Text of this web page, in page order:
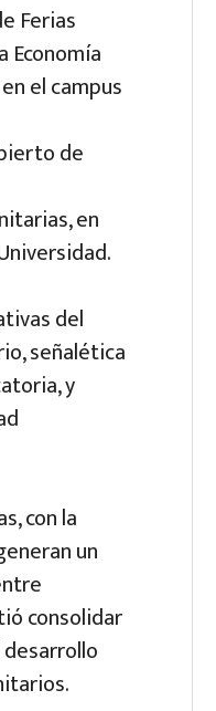
Ferias
Economía
el campus
de
en
del
señalética
y
con la
un
consolidar